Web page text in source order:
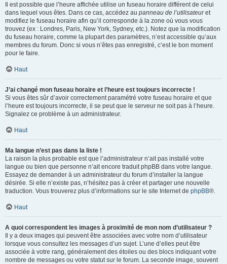
Il est possible que l’heure affichée utilise un fuseau horaire différent de celui
dans lequel vous êtes. Dans ce cas, accédez au panneau de l’utilisateuret
modifiez le fuseau horaire afin qu’il corresponde à la zone où vous vous
trouvez (ex : Londres, Paris, New York, Sydney, etc.). Notez que la modification
du fuseau horaire, comme la plupart des paramètres, n’est accessible qu’aux
membres du forum. Donc si vous n’êtes pas enregistré, c’est le bon moment
pour le faire.
Haut
J’ai changé mon fuseau horaire et l’heure est toujours incorrecte !
Si vous êtes sûr d’avoir correctement paramétré votre fuseau horaire et que
l’heure est toujours incorrecte, il se peut que le serveur ne soit pas à l’heure.
Signalez ce problème à un administrateur.
Haut
Ma langue n’est pas dans la liste !
La raison la plus probable est que l’administrateur n’ait pas installé votre
langue ou bien que personne n’ait encore traduit phpBB dans votre langue.
Essayez de demander à un administrateur du forum d’installer la langue
désirée. Si elle n’existe pas, n’hésitez pas à créer et partager une nouvelle
traduction. Vous trouverez plus d’informations sur le site Internet de phpBB®.
Haut
A quoi correspondent les images à proximité de mon nom d’utilisateur ?
Il y a deux images qui peuvent être associées avec votre nom d’utilisateur
lorsque vous consultez les messages d’un sujet. L’une d’elles peut être
associée à votre rang, généralement des étoiles ou des blocs indiquant votre
nombre de messages ou votre statut sur le forum. La seconde image, souvent